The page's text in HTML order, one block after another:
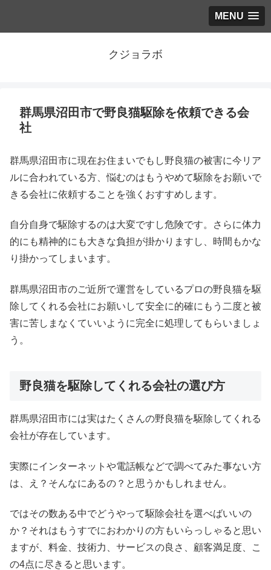
MENU
クジョラボ
群馬県沼田市で野良猫駆除を依頼できる会
社
群馬県沼田市に現在お住まいでもし野良猫の被害に今リア
ルに合われている方、悩むのはもうやめて駆除をお願いで
きる会社に依頼することを強くおすすめします。
自分自身で駆除するのは大変ですし危険です。さらに体力
的にも精神的にも大きな負担が掛かりますし、時間もかな
り掛かってしまいます。
群馬県沼田市のご近所で運営をしているプロの野良猫を駆
除してくれる会社にお願いして安全に的確にもう二度と被
害に苦しまなくていいように完全に処理してもらいましょ
う。
野良猫を駆除してくれる会社の選び方
群馬県沼田市には実はたくさんの野良猫を駆除してくれる
会社が存在しています。
実際にインターネットや電話帳などで調べてみた事ない方
は、え？そんなにあるの？と思うかもしれません。
ではその数ある中でどうやって駆除会社を選べばいいの
か？それはもうすでにおわかりの方もいらっしゃると思い
ますが、料金、技術力、サービスの良さ、顧客満足度、こ
の4点に尽きると思います。